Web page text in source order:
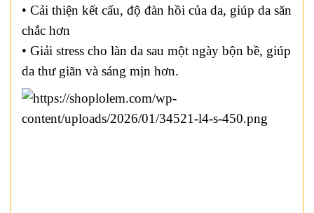
• Cải thiện kết cấu, độ đàn hồi của da, giúp da săn
chắc hơn
• Giải stress cho làn da sau một ngày bộn bề, giúp
da thư giãn và sáng mịn hơn.